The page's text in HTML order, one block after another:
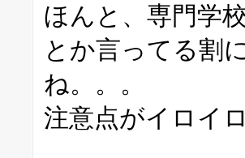
ほんと、専門学
とか言ってる割
ね。。。
注意点がイロイ